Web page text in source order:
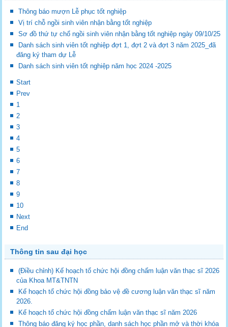
Thông báo mượn Lễ phục tốt nghiệp
Vị trí chỗ ngồi sinh viên nhận bằng tốt nghiệp
Sơ đồ thứ tự chổ ngồi sinh viên nhận bằng tốt nghiệp ngày 09/10/25
Danh sách sinh viên tốt nghiệp đợt 1, đợt 2 và đợt 3 năm 2025_đã
đăng ký tham dự Lễ
Danh sách sinh viên tốt nghiệp năm học 2024 -2025
Start
Prev
1
2
3
4
5
6
7
8
9
10
Next
End
Thông tin sau đại học
(Điều chỉnh) Kế hoạch tổ chức hội đồng chấm luận văn thạc sĩ 2026
của Khoa MT&TNTN
Kế hoạch tổ chức hội đồng bảo vệ đề cương luận văn thạc sĩ năm
2026.
Kế hoạch tổ chức hội đồng chấm luận văn thạc sĩ năm 2026
Thông báo đăng ký học phần, danh sách học phần mở và thời khóa